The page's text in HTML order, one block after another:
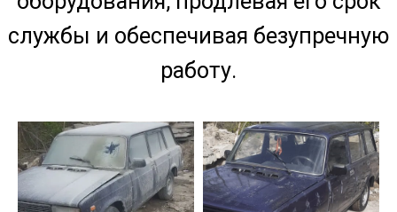
максимально простой и приятной!